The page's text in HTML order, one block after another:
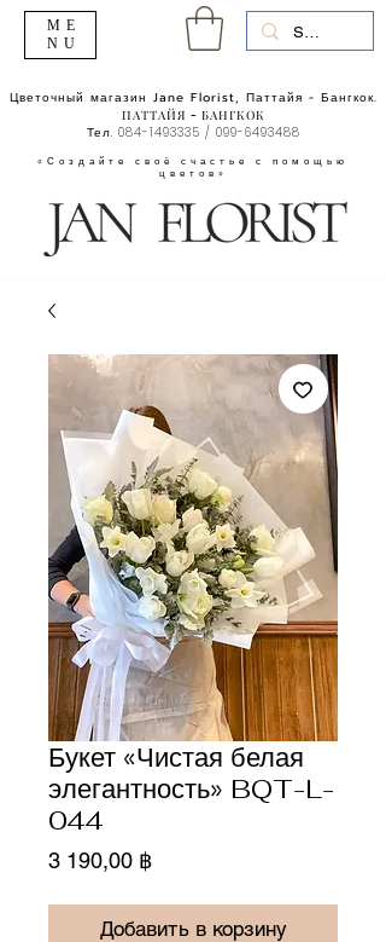
«Создайте своё счастье с помощью
цветов»
Цветочный магазин Jane Florist, Паттайя - Бангкок.
ПАТТАЙЯ - БАНГКОК
Тел. 084-1493335 / 099-6493488
ME
NU
Букет «Чистая белая
элегантность» BQT-L-
044
3 190,00 ฿Цена
Добавить в корзину